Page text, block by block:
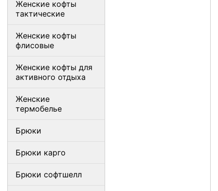
Женские кофты
тактические
Женские кофты
флисовые
Женские кофты для
активного отдыха
Женские
термобелье
Брюки
Брюки карго
Брюки софтшелл